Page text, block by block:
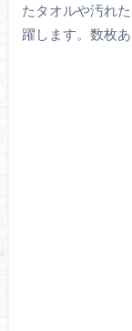
たタオルや汚れ
躍します。数枚